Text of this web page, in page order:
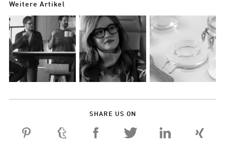
Weitere Artikel
SHARE US ON